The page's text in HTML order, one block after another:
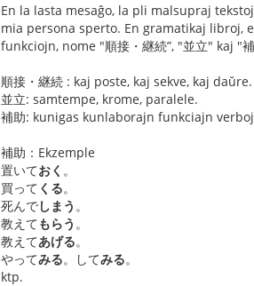
En la lasta mesaĝo, la pli malsupraj
mia persona sperto. En gramatikaj libroj,
funkciojn, nome "順接・継続”, "並立" kaj "
順接・継続 : kaj poste, kaj sekve, kaj daŭre.
並立: samtempe, krome, paralele.
補助: kunigas kunlaborajn funkciajn
補助：Ekzemple
置いておく 。
買って くる。
死んでしまう 。
教えてもらう 。
教えてあげる。
やってみる。してみる。
ktp.